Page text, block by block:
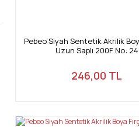
Pebeo Siyah Sentetik Akrilik
Uzun Saplı 200F No: 24
246,00 TL